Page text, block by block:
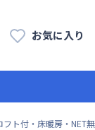
お気に入り
ト付・床暖房・NET